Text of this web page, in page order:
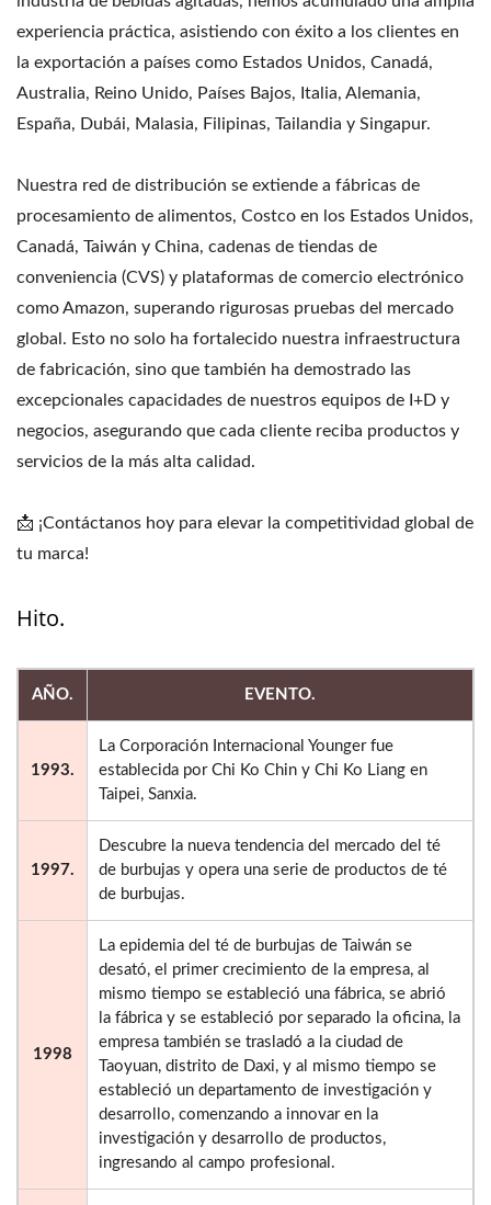
experiencia práctica, asistiendo con éxito a los clientes en
la exportación a países como Estados Unidos, Canadá,
Australia, Reino Unido, Países Bajos, Italia, Alemania,
España, Dubái, Malasia, Filipinas, Tailandia y Singapur.
Nuestra red de distribución se extiende a fábricas de
procesamiento de alimentos, Costco en los Estados Unidos,
Canadá, Taiwán y China, cadenas de tiendas de
conveniencia (CVS) y plataformas de comercio electrónico
como Amazon, superando rigurosas pruebas del mercado
global. Esto no solo ha fortalecido nuestra infraestructura
de fabricación, sino que también ha demostrado las
excepcionales capacidades de nuestros equipos de I+D y
negocios, asegurando que cada cliente reciba productos y
servicios de la más alta calidad.
📩 ¡Contáctanos hoy para elevar la competitividad global de
tu marca!
Hito.
AÑO. EVENTO.
1993.
La Corporación Internacional Younger fue
establecida por Chi Ko Chin y Chi Ko Liang en
Taipei, Sanxia.
1997.
Descubre la nueva tendencia del mercado del té
de burbujas y opera una serie de productos de té
de burbujas.
1998
La epidemia del té de burbujas de Taiwán se
desató, el primer crecimiento de la empresa, al
mismo tiempo se estableció una fábrica, se abrió
la fábrica y se estableció por separado la oficina, la
empresa también se trasladó a la ciudad de
Taoyuan, distrito de Daxi, y al mismo tiempo se
estableció un departamento de investigación y
desarrollo, comenzando a innovar en la
investigación y desarrollo de productos,
ingresando al campo profesional.